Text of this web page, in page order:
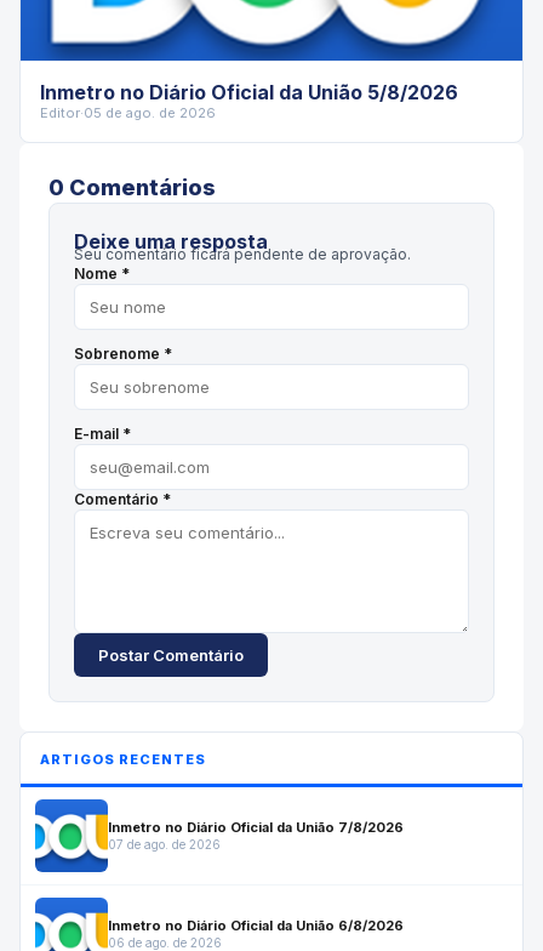
Inmetro no Diário Oficial da União 5/8/2026
Editor·05 de ago. de 2026
0 Comentários
Deixe uma resposta
Seu comentário ficará pendente de aprovação.
Nome *
Sobrenome *
E-mail *
Comentário *
Postar Comentário
ARTIGOS RECENTES
Inmetro no Diário Oficial da União 7/8/2026
07 de ago. de 2026
Inmetro no Diário Oficial da União 6/8/2026
06 de ago. de 2026